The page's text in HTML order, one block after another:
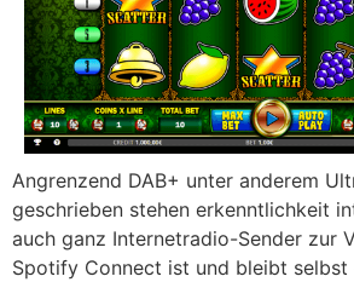
Angrenzend DAB+ unter anderem
geschrieben stehen erkenntlichkeit
auch ganz Internetradio-Sender zur
Spotify Connect ist und bleibt selbst